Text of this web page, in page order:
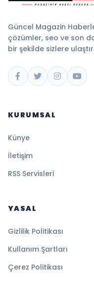
Güncel Magazin
çözümler, seo ve son
bir şekilde sizlere
KURUMSAL
Künye
İletişim
RSS Servisleri
YASAL
Gizlilik Politikası
Kullanım Şartları
Çerez Politikası